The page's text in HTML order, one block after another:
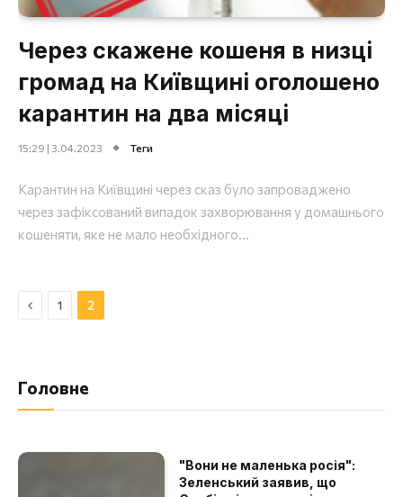
Через скажене кошеня в низці
громад на Київщині оголошено
карантин на два місяці
15:29 | 3.04.2023 Теги
Карантин на Київщині через сказ було запроваджено
через зафіксований випадок захворювання у домашнього
кошеняти, яке не мало необхідного...
Назад1 2
Головне
"Вони не маленька росія":
Зеленський заявив, що